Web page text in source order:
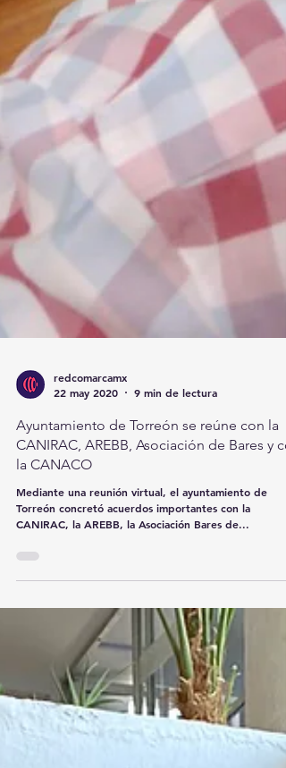
redcomarcamx
22 may 2020
9 min de lectura
Ayuntamiento de Torreón se reúne con la
CANIRAC, AREBB, Asociación de Bares y
la CANACO
Mediante una reunión virtual, el ayuntamiento de
CANIRAC, la AREBB, la Asociación Bares de...